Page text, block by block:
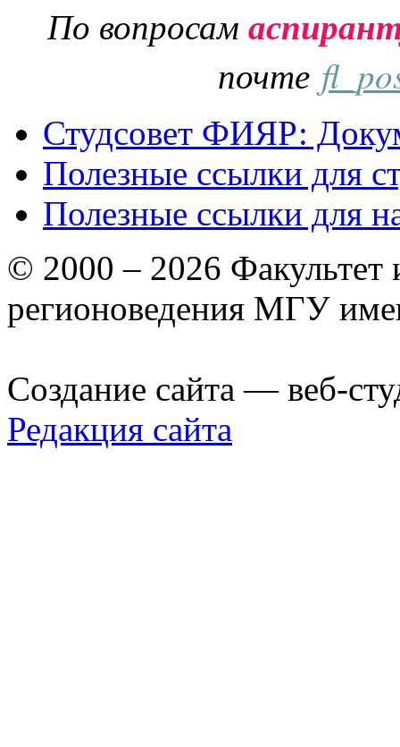
По вопросам
почте
Студсовет ФИЯР:
Полезные ссылки для
Полезные ссылки для
© 2000 – 2026 Факультет
регионоведения МГУ
Создание сайта — веб-
Редакция сайта